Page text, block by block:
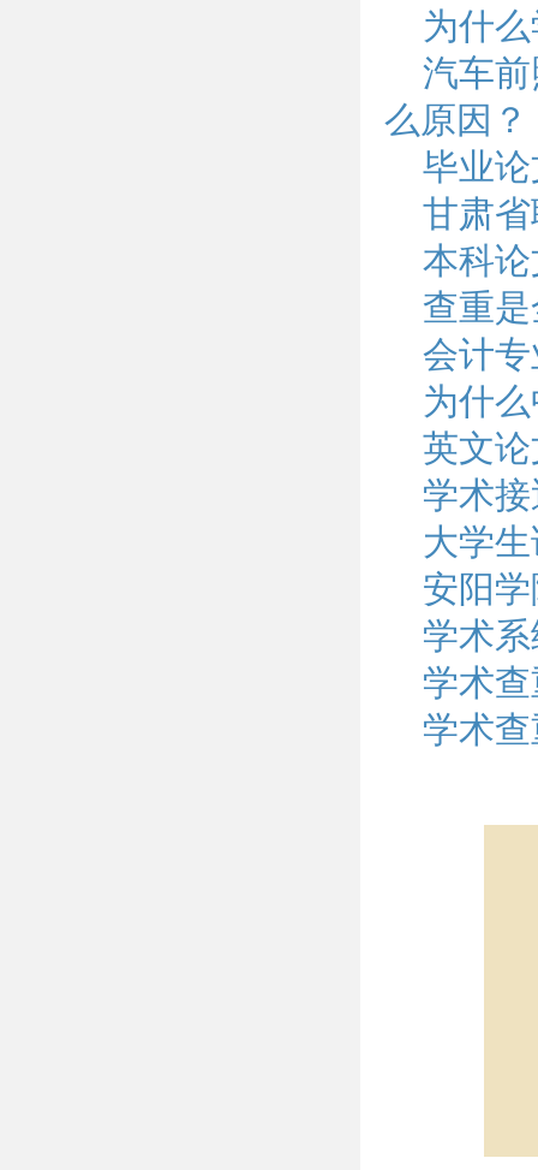
为什
汽车
么原因？
毕业
甘肃
本科
查重
会计
为什
英文
学术
大学
安阳
学术
学术
学术